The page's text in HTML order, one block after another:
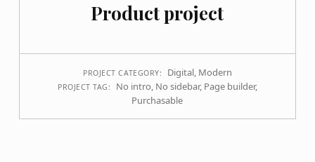
Product project
PROJECT CATEGORY: Digital, Modern
PROJECT TAG: No intro, No sidebar, Page builder,
Purchasable